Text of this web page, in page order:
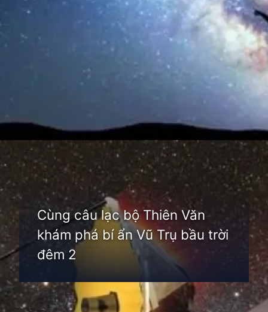
Đang mở
Cùng câu lạc bộ Thiên Văn
khám phá bí ẩn Vũ Trụ bầu trời
đêm 2